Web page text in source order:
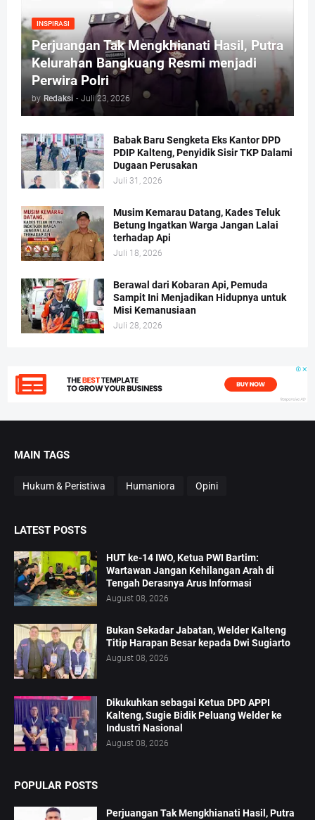
INSPIRASI
Perjuangan Tak Mengkhianati Hasil, Putra
Kelurahan Bangkuang Resmi menjadi
Perwira Polri
by Redaksi - Juli 23, 2026
Babak Baru Sengketa Eks Kantor DPD
PDIP Kalteng, Penyidik Sisir TKP Dalami
Dugaan Perusakan
Juli 31, 2026
Musim Kemarau Datang, Kades Teluk
Betung Ingatkan Warga Jangan Lalai
terhadap Api
Juli 18, 2026
Berawal dari Kobaran Api, Pemuda
Sampit Ini Menjadikan Hidupnya untuk
Misi Kemanusiaan
Juli 28, 2026
MAIN TAGS
Hukum & Peristiwa Humaniora Opini
LATEST POSTS
HUT ke-14 IWO, Ketua PWI Bartim:
Wartawan Jangan Kehilangan Arah di
Tengah Derasnya Arus Informasi
August 08, 2026
Bukan Sekadar Jabatan, Welder Kalteng
Titip Harapan Besar kepada Dwi Sugiarto
August 08, 2026
Dikukuhkan sebagai Ketua DPD APPI
Kalteng, Sugie Bidik Peluang Welder ke
Industri Nasional
August 08, 2026
POPULAR POSTS
Perjuangan Tak Mengkhianati Hasil, Putra